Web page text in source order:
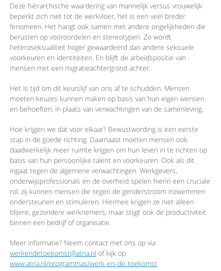
Deze hiërarchische waardering van mannelijk versus vrouwelijk
beperkt zich niet tot de werkvloer, het is een veel breder
fenomeen. Het hangt ook samen met andere ongelijkheden die
berusten op vooroordelen en stereotypen. Zo wordt
heteroseksualiteit hoger gewaardeerd dan andere seksuele
voorkeuren en identiteiten. En blijft de arbeidspositie van
mensen met een migratieachtergrond achter.
Het is tijd om dit keurslijf van ons af te schudden. Mensen
moeten keuzes kunnen maken op basis van hun eigen wensen
en behoeften, in plaats van verwachtingen van de samenleving.
Hoe krijgen we dat voor elkaar? Bewustwording is een eerste
stap in de goede richting. Daarnaast moeten mensen ook
daadwerkelijk meer ruimte krijgen om hun leven in te richten op
basis van hun persoonlijke talent en voorkeuren. Ook als dit
ingaat tegen de algemene verwachtingen. Werkgevers,
onderwijsprofessionals en de overheid spelen hierin een cruciale
rol: zij kunnen mensen die tegen de genderstroom inzwemmen
ondersteunen en stimuleren. Hiermee krijgen ze niet alleen
blijere, gezondere werknemers, maar stijgt ook de productiviteit
binnen een bedrijf of organisatie.
Meer informatie? Neem contact met ons op via
werkendetoekomst@atria.nl of kijk op
www.atria.nl/programmas/werk-en-de-toekomst